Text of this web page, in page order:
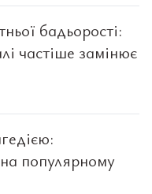
бадьорості:
частіше замінює
популярному